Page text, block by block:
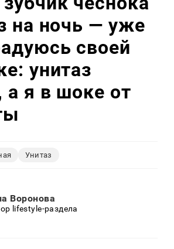
на ночь — уже
своей
унитаз
а я в шоке от
Унитаз
Воронова
lifestyle-раздела